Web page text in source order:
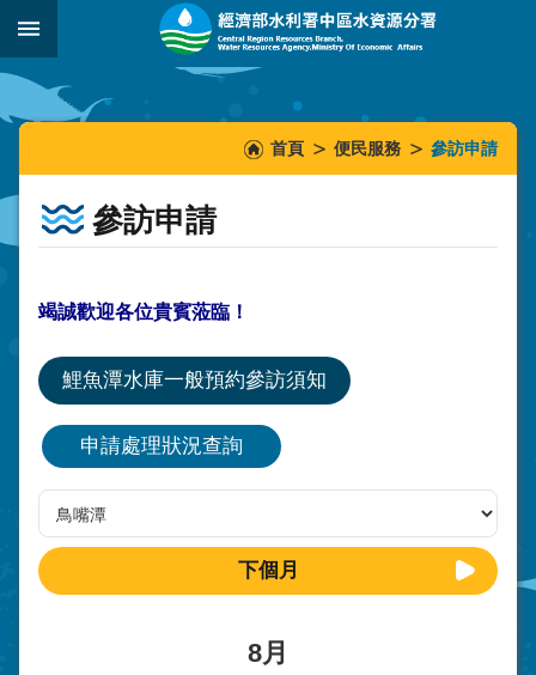
跳到主要內容區塊
_
::::::
首頁 便民服務 參訪申請
參訪申請
竭誠歡迎各位貴賓蒞臨！
鯉魚潭水庫一般預約參訪須知
申請處理狀況查詢
下個月
8月